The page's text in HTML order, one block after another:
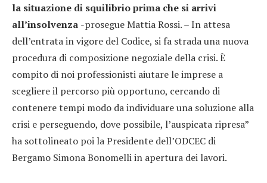
la situazione di squilibrio prima che si arrivi
all’insolvenza -prosegue Mattia Rossi. – In attesa
dell’entrata in vigore del Codice, si fa strada una nuova
procedura di composizione negoziale della crisi. È
compito di noi professionisti aiutare le imprese a
scegliere il percorso più opportuno, cercando di
contenere tempi modo da individuare una soluzione alla
crisi e perseguendo, dove possibile, l’auspicata ripresa”
ha sottolineato poi la Presidente dell’ODCEC di
Bergamo Simona Bonomelli in apertura dei lavori.